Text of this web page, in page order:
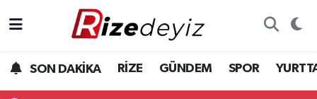
SON DAKİKA RİZE GÜNDEM SPOR
Gündem
Rize Hava Durumu